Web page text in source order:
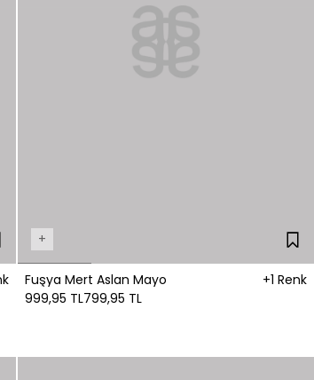
+
Fuşya Mert Aslan Mayo
+1 Renk
999,95 TL799,95 TL